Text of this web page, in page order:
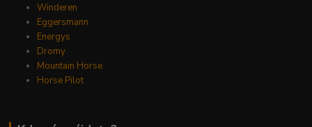
Winderen
Eggersmann
Energys
Dromy
Mountain Horse
Horse Pilot